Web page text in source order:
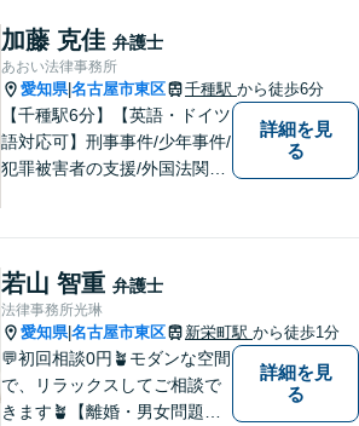
多数】【政府系金融機関勤務
経験あり】不動産トラブル／
不動産を含む相続／債権回収
など
加藤 克佳 弁護士
あおい法律事務所
愛知県|名古屋市東区 千種駅 から徒歩6分
【千種駅6分】【英語・ドイツ
語対応可】刑事事件/少年事件/
犯罪被害者の支援/外国法関連/
ち、希望、考え方を尊重し、
迅速に問題を解決することを
心がけております。
詳細を見
る
若山 智重 弁護士
法律事務所光琳
愛知県|名古屋市東区 新栄町駅 から徒歩1分
💬初回相談0円🪴モダンな空間
で、リラックスしてご相談で
きます🪴【離婚・男女問題】
詳細を見
る